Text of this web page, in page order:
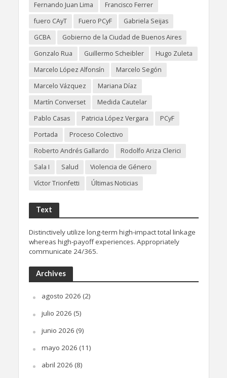
Fernando Juan Lima
Francisco Ferrer
fuero CAyT
Fuero PCyF
Gabriela Seijas
GCBA
Gobierno de la Ciudad de Buenos Aires
Gonzalo Rua
Guillermo Scheibler
Hugo Zuleta
Marcelo López Alfonsín
Marcelo Segón
Marcelo Vázquez
Mariana Díaz
Martín Converset
Medida Cautelar
Pablo Casas
Patricia López Vergara
PCyF
Portada
Proceso Colectivo
Roberto Andrés Gallardo
Rodolfo Ariza Clerici
Sala I
Salud
Violencia de Género
Víctor Trionfetti
Últimas Noticias
Text
Distinctively utilize long-term high-impact total linkage
whereas high-payoff experiences. Appropriately
communicate 24/365.
Archives
agosto 2026 (2)
julio 2026 (5)
junio 2026 (9)
mayo 2026 (11)
abril 2026 (8)